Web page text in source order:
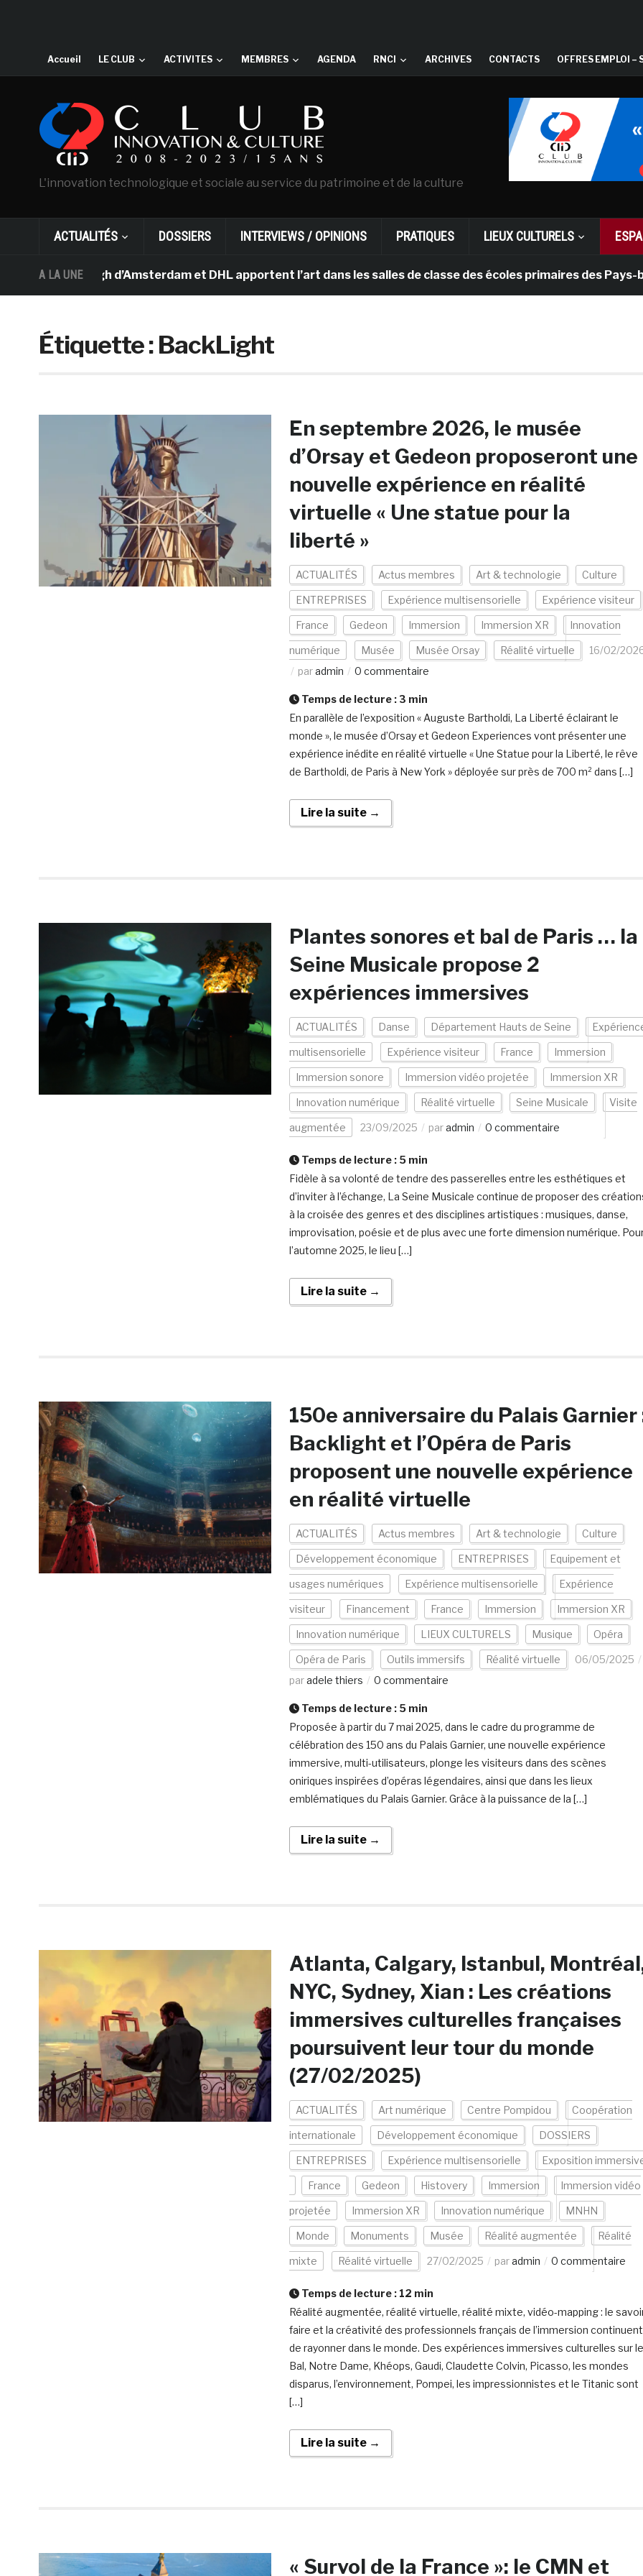
Accueil LE CLUB ACTIVITES MEMBRES AGENDA RNCI ARCHIVES CONTACTS OFFRES EMPLOI –
L'innovation technologique et sociale au service du patrimoine et de la culture
ACTUALITÉS DOSSIERS INTERVIEWS / OPINIONS PRATIQUES LIEUX CULTURELS
A LA UNE
Van Gogh d’Amsterdam et DHL apportent l’art dans les salles de classe des écoles primaires des Pays-bas
Étiquette :BackLight
En septembre 2026, le musée
d’Orsay et Gedeon proposeront une
nouvelle expérience en réalité
virtuelle « Une statue pour la
liberté »
ACTUALITÉS Actus membres Art & technologie Culture
ENTREPRISES Expérience multisensorielle Expérience visiteur
France Gedeon Immersion Immersion XR Innovation
numérique Musée Musée Orsay Réalité virtuelle
16/02/
paradmin 0 commentaire
Temps de lecture : 3 min
En parallèle de l’exposition « Auguste Bartholdi, La Liberté éclairant le
monde », le musée d’Orsay et Gedeon Experiences vont présenter une
expérience inédite en réalité virtuelle « Une Statue pour la Liberté, le rêve
de Bartholdi, de Paris à New York » déployée sur près de 700 m² dans […]
Lire la suite →
Plantes sonores et bal de Paris … la
Seine Musicale propose 2
expériences immersives
ACTUALITÉS Danse Département Hauts de Seine
multisensorielle Expérience visiteur France Immersion
Immersion sonore Immersion vidéo projetée Immersion XR
Innovation numérique Réalité virtuelle Seine Musicale Visite
augmentée 23/09/2025 paradmin 0 commentaire
Temps de lecture : 5 min
Fidèle à sa volonté de tendre des passerelles entre les esthétiques et
d’inviter à l’échange, La Seine Musicale continue de proposer des
à la croisée des genres et des disciplines artistiques : musiques, danse,
improvisation, poésie et de plus avec une forte dimension numérique.
l’automne 2025, le lieu […]
Lire la suite →
150e anniversaire du Palais Garnier
Backlight et l’Opéra de Paris
proposent une nouvelle expérience
en réalité virtuelle
ACTUALITÉS Actus membres Art & technologie Culture
Développement économique ENTREPRISES Equipement et
usages numériques Expérience multisensorielle Expérience
visiteur Financement France Immersion Immersion XR
Innovation numérique LIEUX CULTURELS Musique Opéra
Opéra de Paris Outils immersifs Réalité virtuelle
06/05/2025
paradele thiers 0 commentaire
Temps de lecture : 5 min
Proposée à partir du 7 mai 2025, dans le cadre du programme de
célébration des 150 ans du Palais Garnier, une nouvelle expérience
immersive, multi-utilisateurs, plonge les visiteurs dans des scènes
oniriques inspirées d’opéras légendaires, ainsi que dans les lieux
emblématiques du Palais Garnier. Grâce à la puissance de la […]
Lire la suite →
Atlanta, Calgary, Istanbul,
NYC, Sydney, Xian : Les créations
immersives culturelles françaises
poursuivent leur tour du monde
(27/02/2025)
ACTUALITÉS Art numérique Centre Pompidou Coopération
internationale Développement économique DOSSIERS
ENTREPRISES Expérience multisensorielle Exposition
France Gedeon Histovery Immersion Immersion vidéo
projetée Immersion XR Innovation numérique MNHN
Monde Monuments Musée Réalité augmentée Réalité
mixte Réalité virtuelle 27/02/2025 paradmin 0 commentaire
Temps de lecture : 12 min
Réalité augmentée, réalité virtuelle, réalité mixte, vidéo-mapping : le
faire et la créativité des professionnels français de l’immersion continuent
de rayonner dans le monde. Des expériences immersives culturelles sur le
Bal, Notre Dame, Khéops, Gaudi, Claudette Colvin, Picasso, les mondes
disparus, l’environnement, Pompei, les impressionnistes et le Titanic sont
[…]
Lire la suite →
« Survol de la France »: le CMN et